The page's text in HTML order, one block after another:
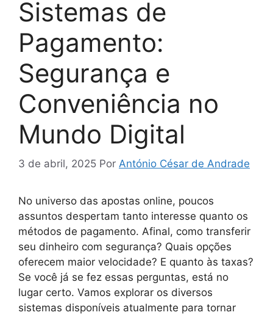
Sistemas de
Pagamento:
Segurança e
Conveniência no
Mundo Digital
3 de abril, 2025 Por António César de Andrade
No universo das apostas online, poucos
assuntos despertam tanto interesse quanto os
métodos de pagamento. Afinal, como transferir
seu dinheiro com segurança? Quais opções
oferecem maior velocidade? E quanto às taxas?
Se você já se fez essas perguntas, está no
lugar certo. Vamos explorar os diversos
sistemas disponíveis atualmente para tornar